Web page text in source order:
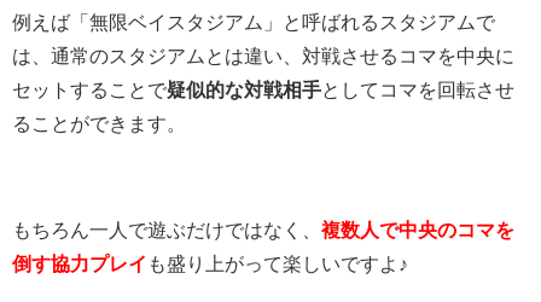
例えば「無限ベイスタジアム」と呼ばれるスタジアムで
は、通常のスタジアムとは違い、対戦させるコマを中央に
セットすることで疑似的な対戦相手としてコマを回転させ
ることができます。
もちろん一人で遊ぶだけではなく、 複数人で中央のコマを
倒す協力プレイ も盛り上がって楽しいですよ♪